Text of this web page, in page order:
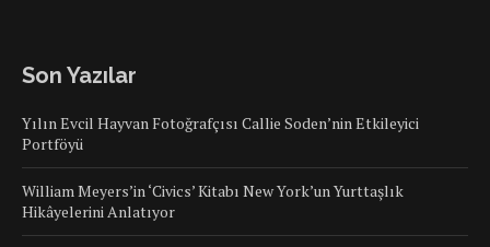
Son Yazılar
Yılın Evcil Hayvan Fotoğrafçısı Callie Soden’nin Etkileyici
Portföyü
William Meyers’in ‘Civics’ Kitabı New York’un Yurttaşlık
Hikâyelerini Anlatıyor